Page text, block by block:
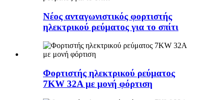
Νέος ανταγωνιστικός φορτιστής
ηλεκτρικού ρεύματος για το σπίτι
Φορτιστής ηλεκτρικού ρεύματος
7KW 32A με μονή φόρτιση